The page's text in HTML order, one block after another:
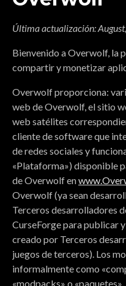
Última actualización:
Bienvenido a Overwolf, la
compartir y monetizar
Overwolf proporciona:
web de Overwolf, el sitio
web satélites
cliente de software que
de redes sociales y
«Plataforma») disponible
de Overwolf en
Overwolf (ya sean
Terceros desarrolladores
CurseForge para publicar
creado por Terceros
juegos de terceros). Los
informalmente como
«modpacks» o